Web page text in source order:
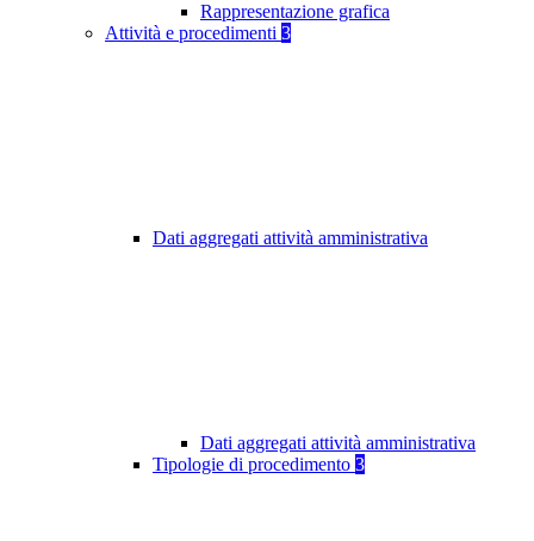
Rappresentazione grafica
Attività e procedimenti 3
Dati aggregati attività amministrativa
Dati aggregati attività amministrativa
Tipologie di procedimento 3